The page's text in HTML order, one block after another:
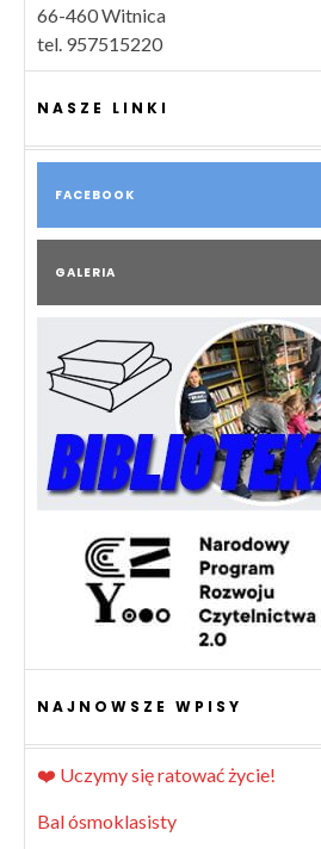
66-460 Witnica
tel. 957515220
NASZE LINKI
FACEBOOK
GALERIA
NAJNOWSZE WPISY
❤️ Uczymy się ratować życie!
Bal ósmoklasisty